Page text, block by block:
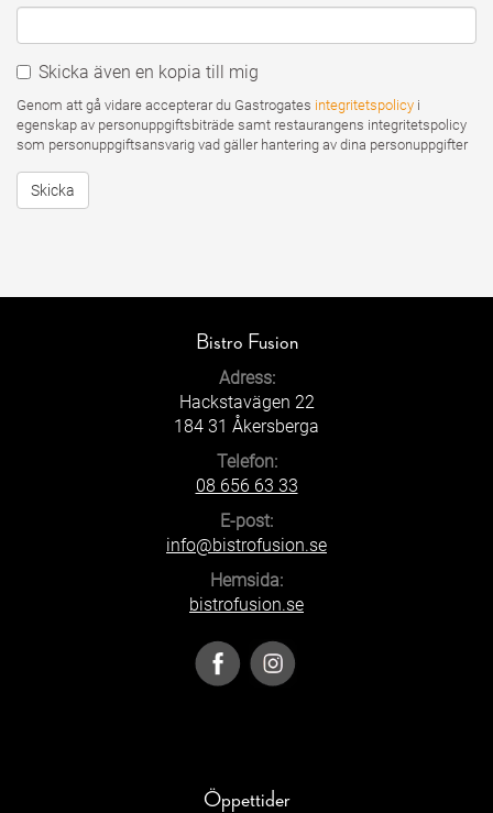
Skicka även en kopia till mig
Genom att gå vidare accepterar du Gastrogates integritetspolicy i
egenskap av personuppgiftsbiträde samt restaurangens integritetspolicy
som personuppgiftsansvarig vad gäller hantering av dina personuppgifter
Skicka
Bistro Fusion
Adress:
Hackstavägen 22
184 31 Åkersberga
Telefon:
08 656 63 33
E-post:
info@bistrofusion.se
Hemsida:
bistrofusion.se
Öppettider